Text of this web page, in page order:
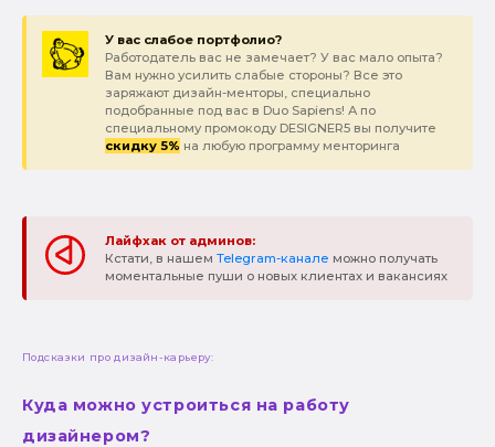
У вас слабое портфолио?
Работодатель вас не замечает? У вас мало опыта?
Вам нужно усилить слабые стороны? Все это
заряжают дизайн-менторы, специально
подобранные под вас в Duo Sapiens! А по
специальному промокоду DESIGNER5 вы получите
скидку 5% на любую программу менторинга
Лайфхак от админов:
Кстати, в нашем Telegram-канале можно получать
моментальные пуши о новых клиентах и вакансиях
Подсказки про дизайн-карьеру:
Куда можно устроиться на работу
дизайнером?